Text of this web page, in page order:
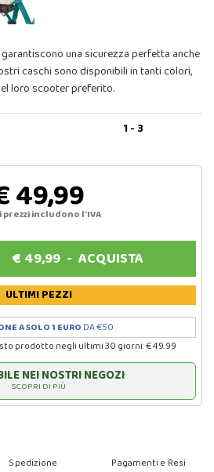
una sicurezza perfetta anche
caschi sono disponibili in tanti colori,
loro scooter preferito.
1 - 3
49,99
prezzi includono l'IVA
€ 49,99 -ACQUISTA
ULTIMI PEZZI
A SOLO 1 EURO DA €50
prodotto negli ultimi 30 giorni: € 49.99
NEI NOSTRI NEGOZI
SCOPRI DI PIÙ
Spedizione Pagamenti e Resi